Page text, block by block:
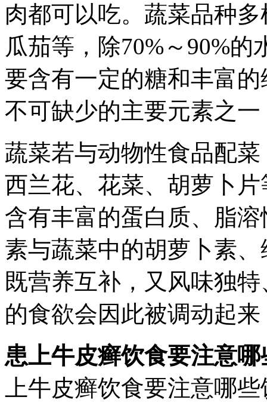
肉都可以吃。蔬菜品种
瓜茄等，除70%～90%
要含有一定的糖和丰富
不可缺少的主要元素之
蔬菜若与动物性食品配
西兰花、花菜、胡萝卜
含有丰富的蛋白质、脂
素与蔬菜中的胡萝卜素
既营养互补，又风味独
的食欲会因此被调动起
患上牛皮癣饮食要注意
上牛皮癣饮食要注意哪